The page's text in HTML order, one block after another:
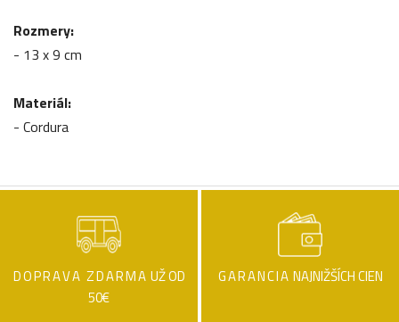
Rozmery:
- 13 x 9 cm
Materiál:
- Cordura
DOPRAVA ZDARMA UŽ OD
50€
GARANCIA NAJNIŽŠÍCH CIEN